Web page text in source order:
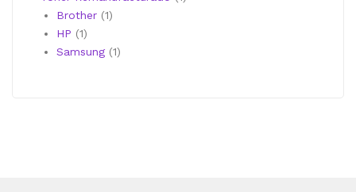
Brother 11
HP 11
producto
Samsung 11